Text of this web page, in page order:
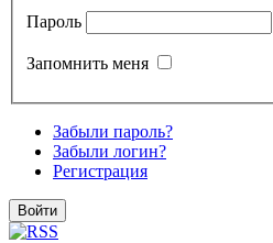
Пароль
Запомнить меня
Забыли пароль?
Забыли логин?
Регистрация